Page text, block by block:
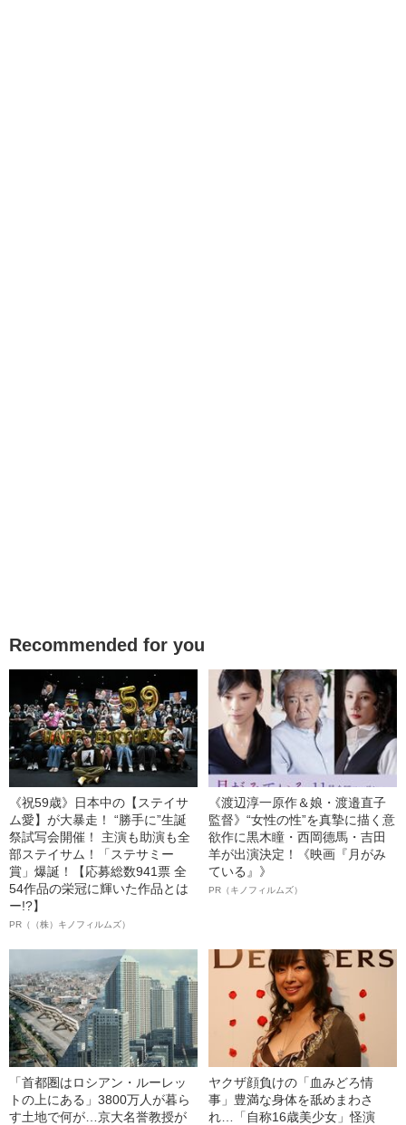
Recommended for you
《祝59歳》日本中の【ステイサ
ム愛】が大暴走！ “勝手に”生誕
祭試写会開催！ 主演も助演も全
部ステイサム！「ステサミー
賞」爆誕！【応募総数941票 全
54作品の栄冠に輝いた作品とは
ー!?】
PR（（株）キノフィルムズ）
《渡辺淳一原作＆娘・渡邉直子
監督》“女性の性”を真摯に描く意
欲作に黒木瞳・西岡德馬・吉田
羊が出演決定！《映画『月がみ
ている』》
PR（キノフィルムズ）
「首都圏はロシアン・ルーレッ
トの上にある」3800万人が暮ら
す土地で何が…京大名誉教授が
ヤクザ顔負けの「血みどろ情
事」豊満な身体を舐めまわさ
れ…「自称16歳美少女」怪演